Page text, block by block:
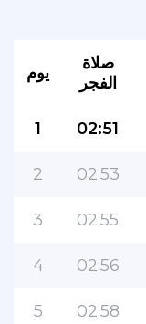
يوم
صلاة
الفجر
1 02:51
2 02:53
3 02:55
4 02:56
5 02:58